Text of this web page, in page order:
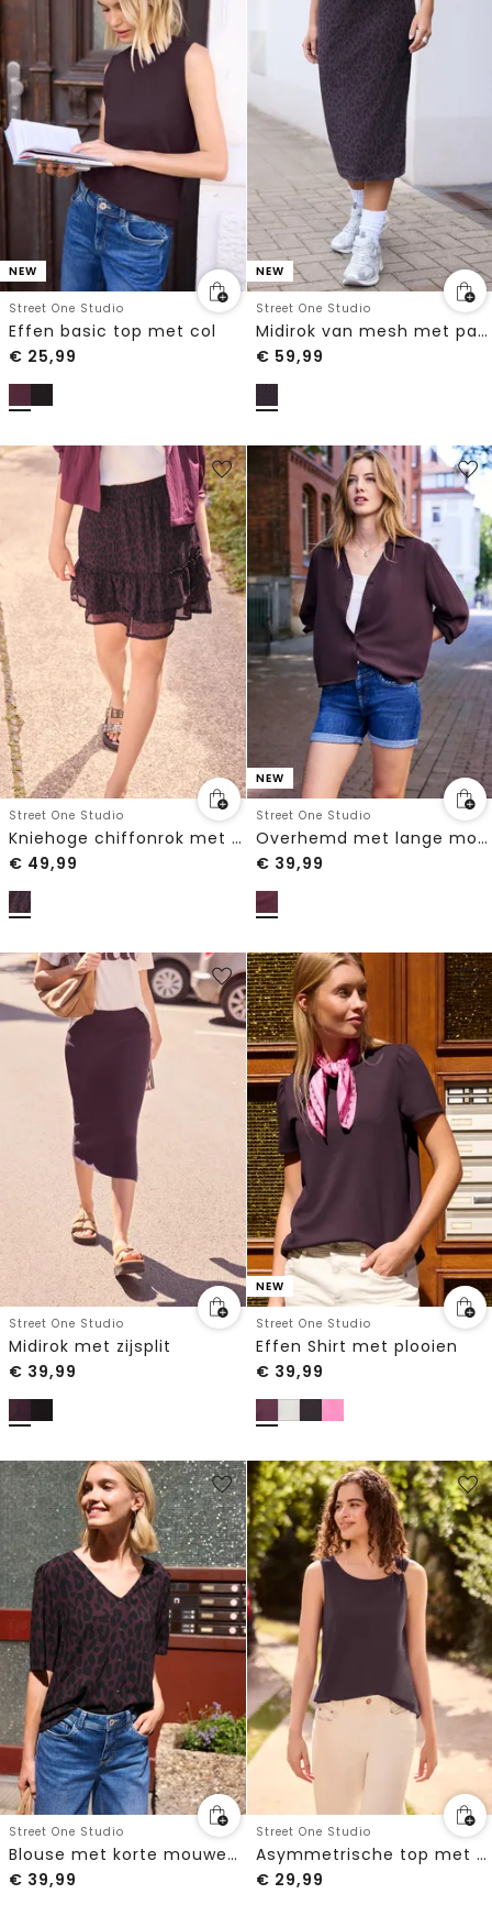
NEW
Street One Studio
Effen basic top met col
€ 25,99
NEW
Street One Studio
Midirok van mesh met patroon
€ 59,99
Street One Studio
Kniehoge chiffonrok met luipaardprint
€ 49,99
NEW
Street One Studio
Overhemd met lange mouwen in effen kleur
€ 39,99
Street One Studio
Midirok met zijsplit
€ 39,99
NEW
Street One Studio
Effen Shirt met plooien
€ 39,99
Street One Studio
Blouse met korte mouwen, V-hals en luipaardprint
€ 39,99
Street One Studio
Asymmetrische top met ronde hals
€ 29,99